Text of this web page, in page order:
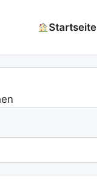
Startseite